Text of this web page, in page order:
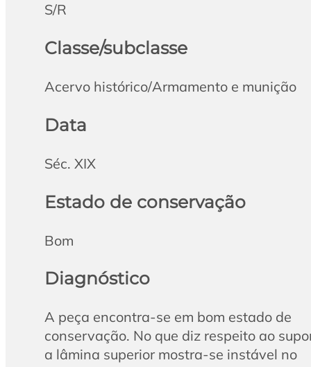
S/R
Classe/subclasse
Acervo histórico/Armamento e munição
Data
Séc. XIX
Estado de conservação
Bom
Diagnóstico
A peça encontra-se em bom estado de
conservação. No que diz respeito ao
a lâmina superior mostra-se instável no